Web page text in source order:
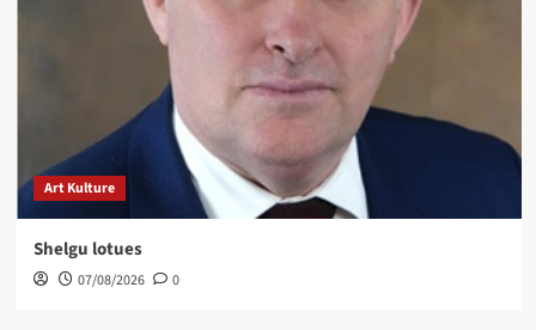
Art Kulture
Shelgu lotues
07/08/2026 0